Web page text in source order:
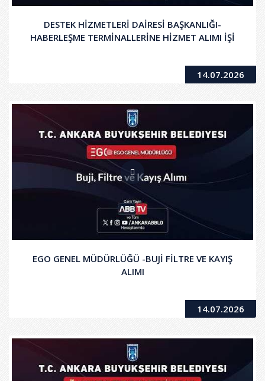
DESTEK HİZMETLERİ DAİRESİ BAŞKANLIĞI-
HABERLEŞME TERMİNALLERİNE HİZMET ALIMI İŞİ
14.07.2026
EGO GENEL MÜDÜRLÜĞÜ -BUJİ FİLTRE VE KAYIŞ
ALIMI
14.07.2026